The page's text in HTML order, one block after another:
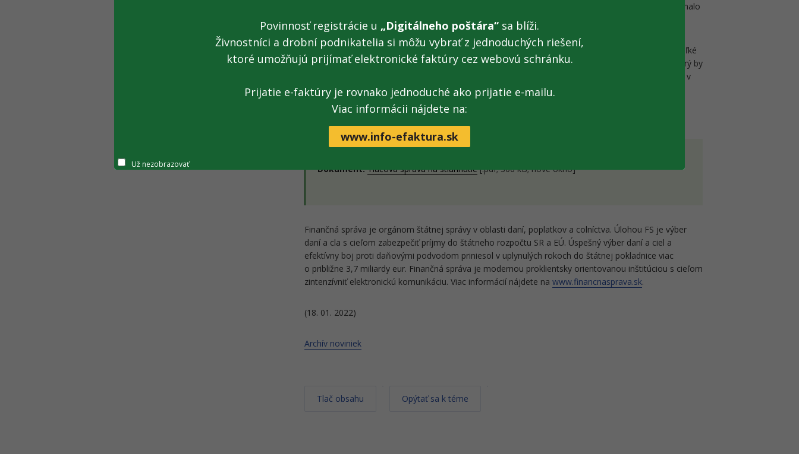
a po prechode technologickou linkou bol lieh mikrobiologicky rozložený. Likvidované množstvo nemalo
negatívny vplyv na životné prostredie ani na technológiu používanú v čističke.
No najväčšie množstvo tovaru – viac ako 10 000 kg tabaku ešte na likvidáciu čaká. Vzhľadom na veľké
množstvo tabaku a povahu a vlastnosti tovaru, uvažuje colný úrad o takom spôsobe likvidácie, ktorý by
bol ekologický a čo najhospodárnejší. Riešením by bolo skompostovanie tabakovej sušiny, čo však v
zimnom období nie je vhodné. Colný úrad preto osloví vhodné subjekty v regióne, ktoré by vedeli
spracovať také veľké množstvo tabaku, v jarnom období.
Dokument: Tlačová správa na stiahnutie[.pdf; 300 kB; nové okno]
Finančná správa je orgánom štátnej správy v oblasti daní, poplatkov a colníctva. Úlohou FS je výber
daní a cla s cieľom zabezpečiť príjmy do štátneho rozpočtu SR a EÚ. Úspešný výber daní a ciel a
efektívny boj proti daňovými podvodom priniesol v uplynulých rokoch do štátnej pokladnice viac
o približne 3,7 miliardy eur. Finančná správa je modernou proklientsky orientovanou inštitúciou s cieľom
zintenzívniť elektronickú komunikáciu. Viac informácií nájdete na www.financnasprava.sk.
(18. 01. 2022)
Archív noviniek
Tlač obsahu Opýtať sa k téme
Povinnosť registrácie u „Digitálneho poštára“ sa blíži.
Živnostníci a drobní podnikatelia si môžu vybrať z jednoduchých riešení,
ktoré umožňujú prijímať elektronické faktúry cez webovú schránku.
Prijatie e-faktúry je rovnako jednoduché ako prijatie e-mailu.
Viac informácii nájdete na:
www.info-efaktura.sk
Už nezobrazovať